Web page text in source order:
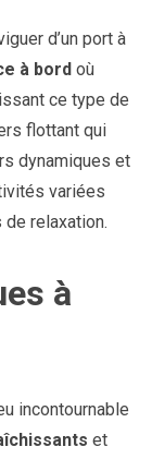
d’un port à
à bord où
ce type de
flottant qui
dynamiques et
variées
relaxation.
à
incontournable
et